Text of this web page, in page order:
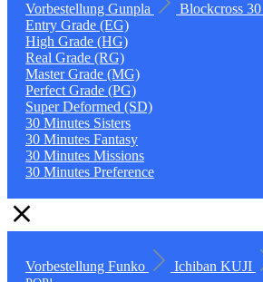
Vorbestellung Gunpla Blockcross
Entry Grade (EG)
High Grade (HG)
Real Grade (RG)
Master Grade (MG)
Perfect Grade (PG)
Super Deformed (SD)
30 Minutes Sisters
30 Minutes Fantasy
30 Minutes Missions
30 Minutes Preference
Vorbestellung Funko Ichiban KUJI